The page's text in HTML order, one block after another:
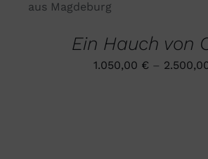
DETAILS
Ein Hauch von
1.050,00 € –